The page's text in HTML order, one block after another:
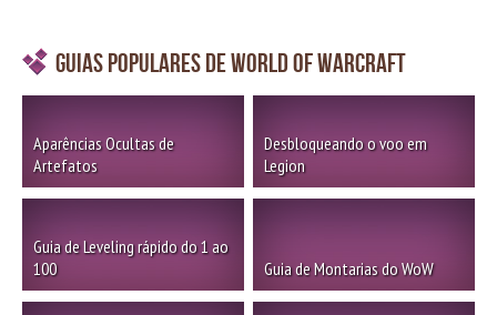
Guias Populares de World of Warcraft
Aparências Ocultas de
Artefatos
Desbloqueando o voo em
Legion
Guia de Leveling rápido do 1 ao
100
Guia de Montarias do WoW